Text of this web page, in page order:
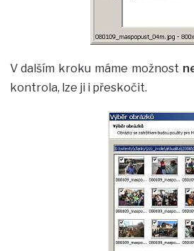
V dalším kroku máme možnost
kontrola, lze ji i přeskočit.